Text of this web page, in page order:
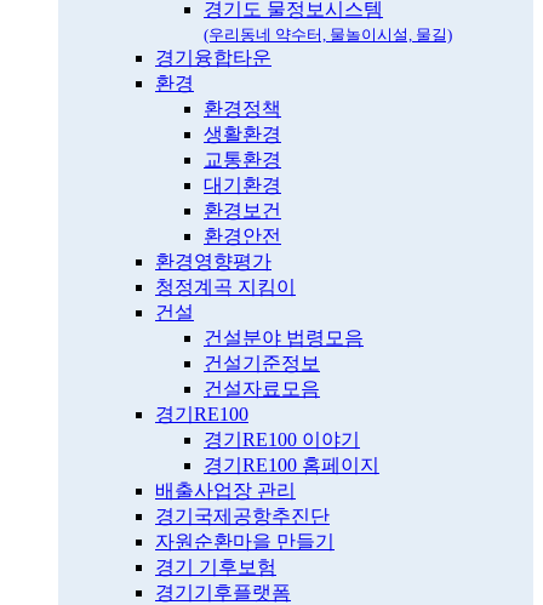
경기도 물정보시스템
(우리동네 약수터, 물놀이시설, 물길)
경기융합타운
환경
환경정책
생활환경
교통환경
대기환경
환경보건
환경안전
환경영향평가
청정계곡 지킴이
건설
건설분야 법령모음
건설기준정보
건설자료모음
경기RE100
경기RE100 이야기
경기RE100 홈페이지
배출사업장 관리
경기국제공항추진단
자원순환마을 만들기
경기 기후보험
경기기후플랫폼